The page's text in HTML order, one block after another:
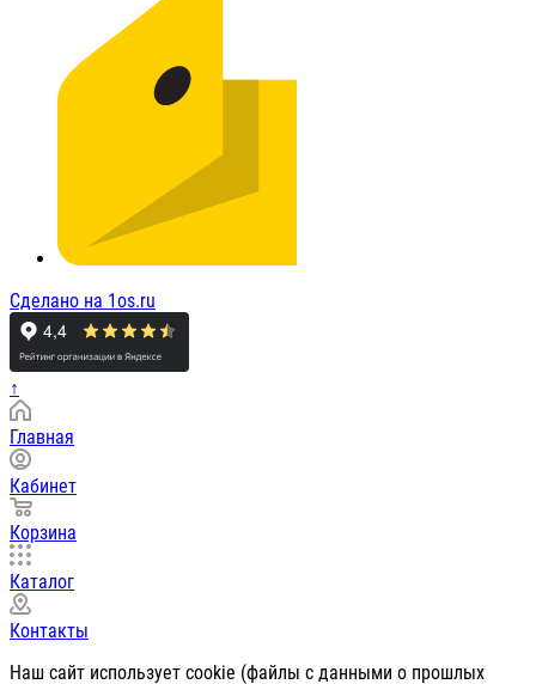
Сделано на 1os.ru
↑
Главная
Кабинет
Корзина
Каталог
Контакты
Наш сайт использует cookie (файлы с данными о прошлых